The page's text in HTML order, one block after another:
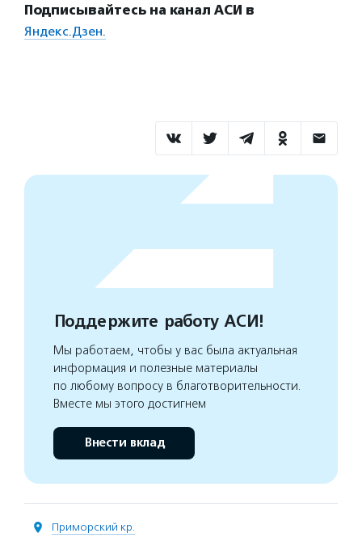
Подписывайтесь на канал АСИ в
Яндекс.Дзен.
Поддержите работу АСИ!
Мы работаем, чтобы у вас была актуальная
информация и полезные материалы
по любому вопросу в благотворительности.
Вместе мы этого достигнем
Внести вклад
Приморский кр.